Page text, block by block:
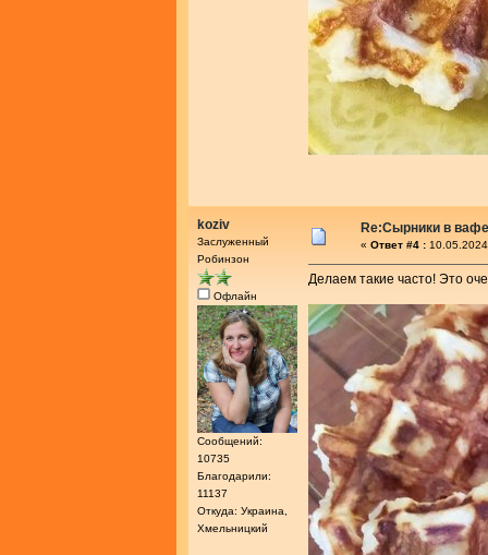
koziv
Заслуженный
Робинзон
Офлайн
Сообщений:
10735
Благодарили:
11137
Откуда: Украина,
Хмельницкий
Re:Сырники в
« Ответ #4 :
Делаем такие часто! Это